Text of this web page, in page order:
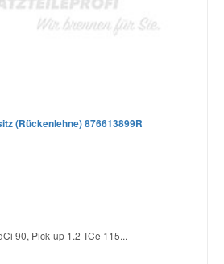
(Rückenlehne) 876613899R
90, Pick-up 1.2 TCe 115...